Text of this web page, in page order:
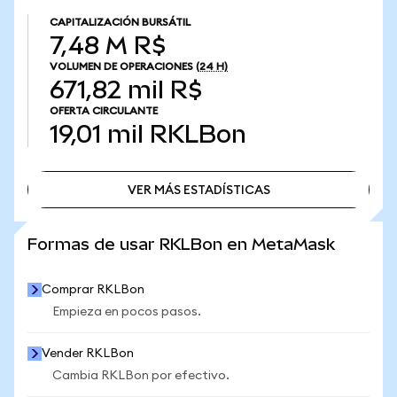
CAPITALIZACIÓN BURSÁTIL
7,48 M R$
VOLUMEN DE OPERACIONES (24 H)
671,82 mil R$
OFERTA CIRCULANTE
19,01 mil RKLBon
VER MÁS ESTADÍSTICAS
Formas de usar RKLBon en MetaMask
Comprar RKLBon
Empieza en pocos pasos.
Vender RKLBon
Cambia RKLBon por efectivo.